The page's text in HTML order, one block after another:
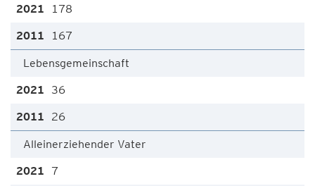
178
167
Lebensgemeinschaft
36
26
Alleinerziehender Vater
7